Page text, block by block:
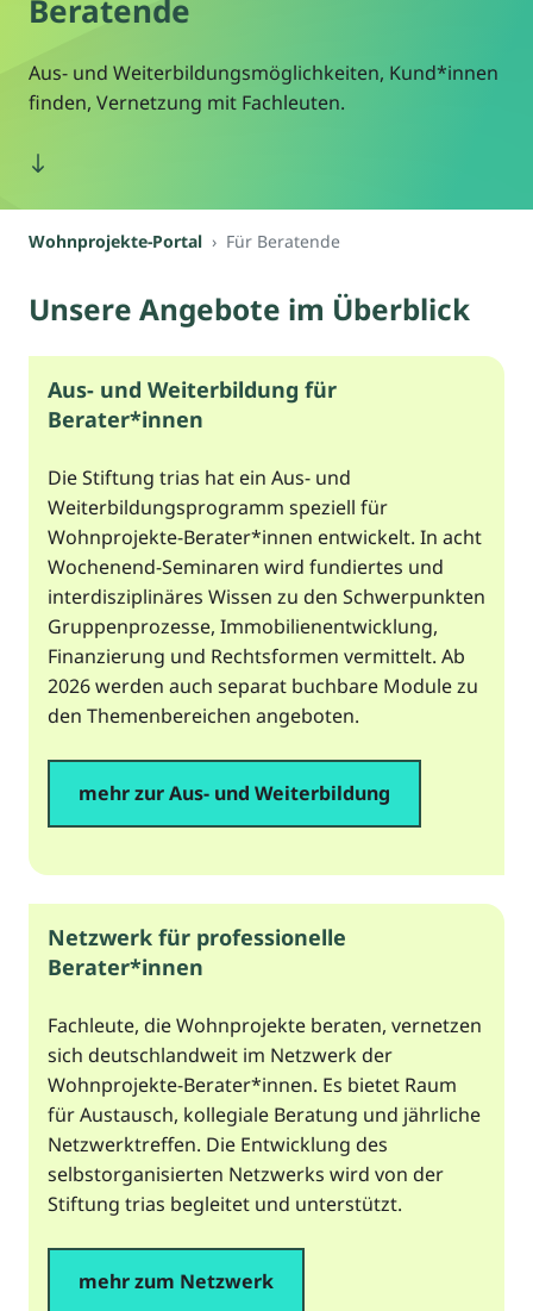
Beratende
Aus- und Weiterbildungsmöglichkeiten, Kund*innen
finden, Vernetzung mit Fachleuten.
Wohnprojekte-Portal Für Beratende
Unsere Angebote im Überblick
Aus- und Weiterbildung für
Berater*innen
Die Stiftung trias hat ein Aus- und
Weiterbildungsprogramm speziell für
Wohnprojekte-Berater*innen entwickelt. In acht
Wochenend-Seminaren wird fundiertes und
interdisziplinäres Wissen zu den Schwerpunkten
Gruppenprozesse, Immobilienentwicklung,
Finanzierung und Rechtsformen vermittelt. Ab
2026 werden auch separat buchbare Module zu
den Themenbereichen angeboten.
mehr zur Aus- und Weiterbildung
Netzwerk für professionelle
Berater*innen
Fachleute, die Wohnprojekte beraten, vernetzen
sich deutschlandweit im Netzwerk der
Wohnprojekte-Berater*innen. Es bietet Raum
für Austausch, kollegiale Beratung und jährliche
Netzwerktreffen. Die Entwicklung des
selbstorganisierten Netzwerks wird von der
Stiftung trias begleitet und unterstützt.
mehr zum Netzwerk